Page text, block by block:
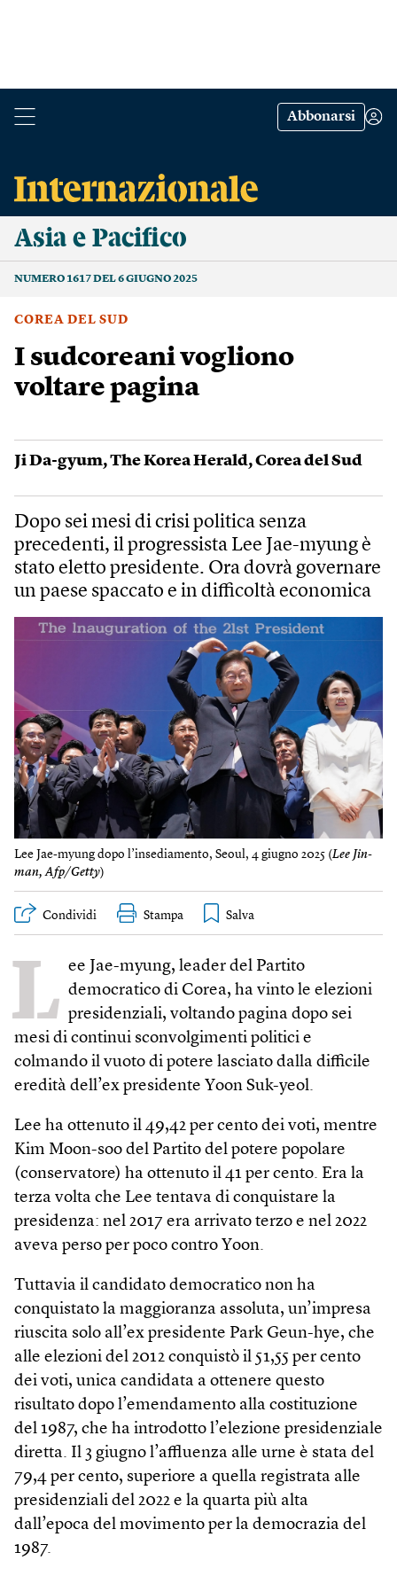
Abbonarsi
Asia e Pacifico
NUMERO 1617 DEL 6 GIUGNO 2025
COREA DEL SUD
I sudcoreani vogliono
voltare pagina
Ji Da-gyum,The Korea Herald,Corea del Sud
Dopo sei mesi di crisi politica senza
precedenti, il progressista Lee Jae-myung è
stato eletto presidente. Ora dovrà governare
un paese spaccato e in difficoltà economica
Lee Jae-myung dopo l’insediamento, Seoul, 4 giugno 2025 (Lee Jin-
man, Afp/Getty)
Condividi Stampa
L ee Jae-myung, leader del Partito
democratico di Corea, ha vinto le elezioni
presidenziali, voltando pagina dopo sei
mesi di continui sconvolgimenti politici e
colmando il vuoto di potere lasciato dalla difficile
eredità dell’ex presidente Yoon Suk-yeol.
Lee ha ottenuto il 49,42 per cento dei voti, mentre
Kim Moon-soo del Partito del potere popolare
(conservatore) ha ottenuto il 41 per cento. Era la
terza volta che Lee tentava di conquistare la
presidenza: nel 2017 era arrivato terzo e nel 2022
aveva perso per poco contro Yoon.
Tuttavia il candidato democratico non ha
conquistato la maggioranza assoluta, un’impresa
riuscita solo all’ex presidente Park Geun-hye, che
alle elezioni del 2012 conquistò il 51,55 per cento
dei voti, unica candidata a ottenere questo
risultato dopo l’emendamento alla costituzione
del 1987, che ha introdotto l’elezione presidenziale
diretta. Il 3 giugno l’affluenza alle urne è stata del
79,4 per cento, superiore a quella registrata alle
presidenziali del 2022 e la quarta più alta
dall’epoca del movimento per la democrazia del
1987.